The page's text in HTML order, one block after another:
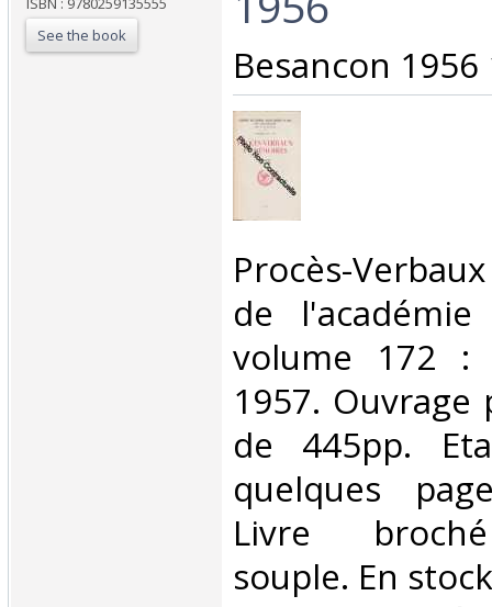
See the book
‎Besancon 1956
‎Procès-
de
volume 172 :
1957. Ouvrage
de 445pp.
quelques
Livre
souple. En